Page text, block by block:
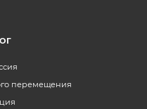
перемещения